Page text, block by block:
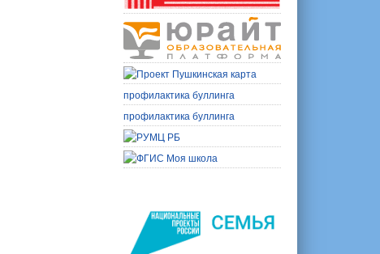
профилактика буллинга
профилактика буллинга